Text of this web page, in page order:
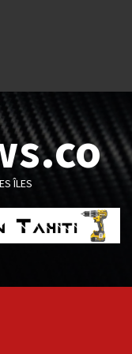
ÎLES